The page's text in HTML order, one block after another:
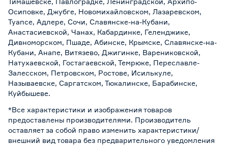
Осиповке, Джубге, Новомихайловском, Лазаревском,
Туапсе, Адлере, Сочи, Славянске-на-Кубани,
Анастасиевской, Чанах, Кабардинке, Геленджике,
Дивноморском, Пшаде, Абинске, Крымске, Славянске-на-
Кубани, Анапе, Витязево, Джигинке, Варениковской,
Натухаевской, Гостагаевской, Темрюке, Переславле-
Залесском, Петровском, Ростове, Исилькуле,
Называевске, Саргатском, Тюкалинске, Барабинске,
Куйбышеве.
*Все характеристики и изображения товаров
предоставлены производителями. Производитель
оставляет за собой право изменить характеристики/
внешний вид товара без предварительного уведомления